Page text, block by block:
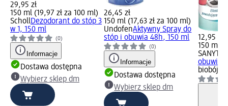
29,95 zł
150 ml (19,97 zł za 100 ml)
SchollDezodorant do stóp 3
w 1, 150 ml
(0)
Informacje
Dostawa dostępna
Wybierz sklep dm
26,45 zł
150 ml (17,63 zł za 100 ml)
UndofenAktywny Spray do
stóp i obuwia 48h, 150 ml
(0)
Informacje
Dostawa dostępna
Wybierz sklep dm
12,95 zł
150 ml
SANYTOL
obuwia,